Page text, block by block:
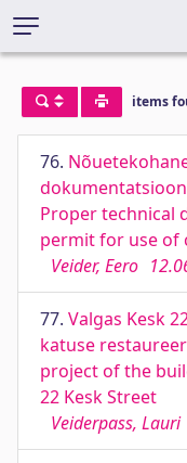
items
76.
Proper technical
permit for use of
Veider, Eero
77. Valgas Kesk
katuse
project of the
22 Kesk Street
Veiderpass, Lauri